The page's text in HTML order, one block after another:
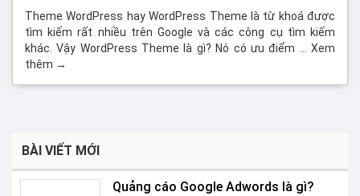
Theme WordPress hay WordPress Theme là từ khoá được
tìm kiếm rất nhiều trên Google và các công cụ tìm kiếm
khác. Vậy WordPress Theme là gì? Nó có ưu điểm … Xem
thêm →
BÀI VIẾT MỚI
Quảng cáo Google Adwords là gì?